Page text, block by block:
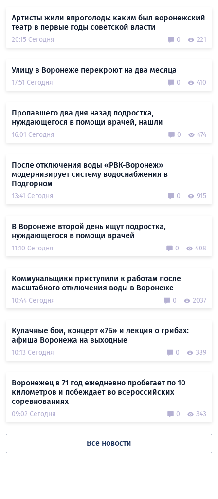
Артисты жили впроголодь: каким был воронежский
театр в первые годы советской власти
20:15 Сегодня 0 221
Улицу в Воронеже перекроют на два месяца
17:51 Сегодня 0 410
Пропавшего два дня назад подростка,
нуждающегося в помощи врачей, нашли
16:01 Сегодня 0 474
После отключения воды «РВК-Воронеж»
модернизирует систему водоснабжения в
Подгорном
13:41 Сегодня 0 915
В Воронеже второй день ищут подростка,
нуждающегося в помощи врачей
11:10 Сегодня 0 408
Коммунальщики приступили к работам после
масштабного отключения воды в Воронеже
10:44 Сегодня 0 2037
Кулачные бои, концерт «7Б» и лекция о грибах:
афиша Воронежа на выходные
10:13 Сегодня 0 389
Воронежец в 71 год ежедневно пробегает по 10
километров и побеждает во всероссийских
соревнованиях
09:02 Сегодня 0 343
Все новости